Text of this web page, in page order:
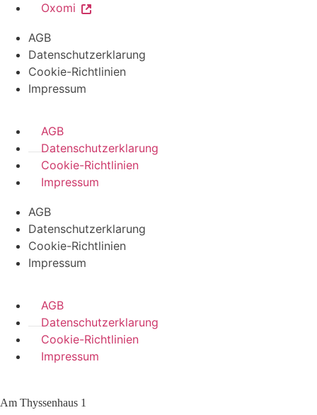
Oxomi
AGB
Datenschutzerklarung
Cookie-Richtlinien
Impressum
AGB
Datenschutzerklarung
Cookie-Richtlinien
Impressum
AGB
Datenschutzerklarung
Cookie-Richtlinien
Impressum
AGB
Datenschutzerklarung
Cookie-Richtlinien
Impressum
Am Thyssenhaus 1